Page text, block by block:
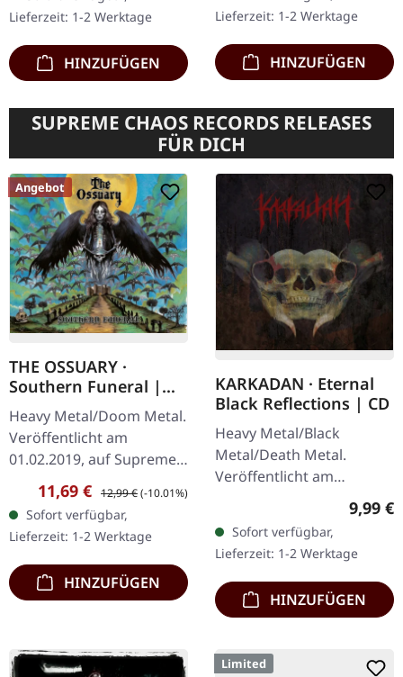
legendären Black Metal-
Pioniere Venom kehren
mit…
Lieferzeit: 1-2 Werktage
HINZUFÜGEN
von Wytch Hazel's…
Lieferzeit: 1-2 Werktage
HINZUFÜGEN
SUPREME CHAOS RECORDS RELEASES
FÜR DICH
Angebot
THE OSSUARY ·
Southern Funeral |
DIGIPAK CD
Heavy Metal/Doom Metal.
Veröffentlicht am
01.02.2019, auf Supreme
Chaos Records.
Erstauflage als CD im
DigiPak mit 12-seitigem
Booklet. Geht es dir…
Verkaufspreis:
11,69 € Regulärer Preis:
12,99 €(-10.01%)
Sofort verfügbar,
Lieferzeit: 1-2 Werktage
HINZUFÜGEN
KARKADAN · Eternal
Black Reflections | CD
Heavy Metal/Black
Metal/Death Metal.
Veröffentlicht am
19.01.2002, auf Supreme
Chaos Records. CD im
Jewelcase. Neuauflage mit
neuem Artwork,…
9,99 €
Sofort verfügbar,
Lieferzeit: 1-2 Werktage
HINZUFÜGEN
Limited